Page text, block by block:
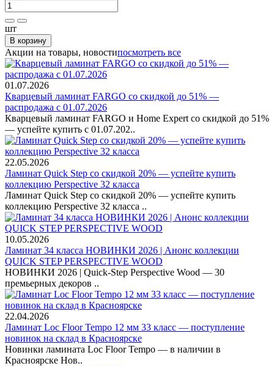
шт
В корзину
Акции на товары, новостипосмотреть все
01.07.2026
Кварцевый ламинат FARGO со скидкой до 51% —
распродажа с 01.07.2026
Кварцевый ламинат FARGO и Home Expert со скидкой до 51%
— успейте купить с 01.07.202..
22.05.2026
Ламинат Quick Step со скидкой 20% — успейте купить
коллекцию Perspective 32 класса
Ламинат Quick Step со скидкой 20% — успейте купить
коллекцию Perspective 32 класса ..
10.05.2026
Ламинат 34 класса НОВИНКИ 2026 | Анонс коллекции
QUICK STEP PERSPECTIVE WOOD
НОВИНКИ 2026 | Quick-Step Perspective Wood — 30
премьерных декоров ..
22.04.2026
Ламинат Loc Floor Tempo 12 мм 33 класс — поступление
новинок на склад в Красноярске
Новинки ламината Loc Floor Tempo — в наличии в
Красноярске Нов..